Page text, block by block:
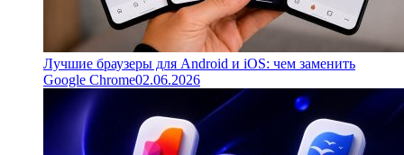
Лучшие браузеры для Android и iOS: чем заменить
Google Chrome02.06.2026